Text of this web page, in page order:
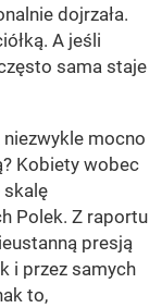
dojrzała.
A jeśli
sama staje
mocno
Kobiety wobec
skalę
Polek. Z raportu
presją
i przez samych
to,